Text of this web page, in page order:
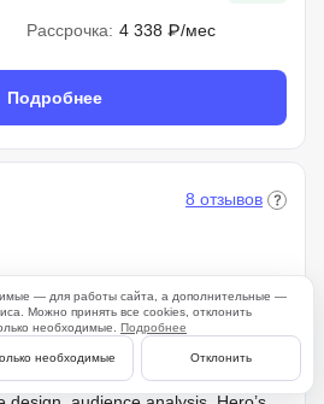
Рассрочка: 4 338 ₽/мес
Подробнее
8 отзывов
— для работы сайта, а дополнительные —
Можно принять все cookies, отклонить
необходимые. Подробнее
необходимые Отклонить